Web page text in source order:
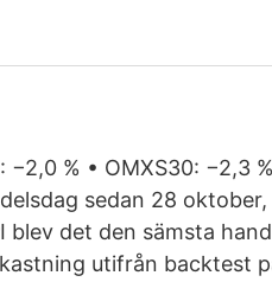
% • OMXS30: −2,3
sedan 28
det den sämsta
utifrån backtest